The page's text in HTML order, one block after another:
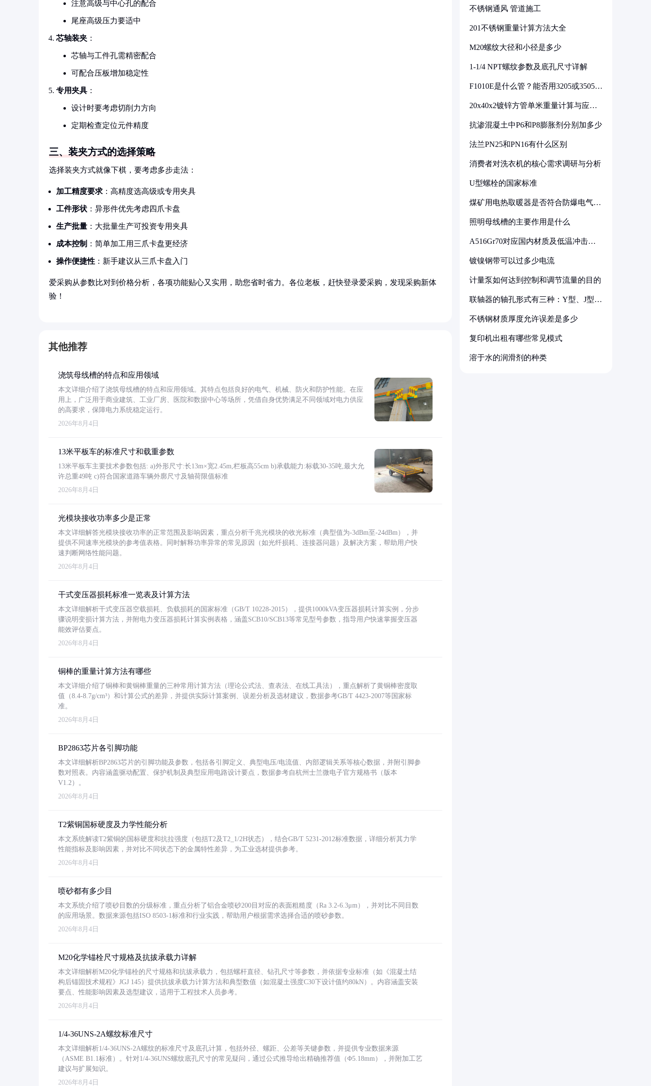
注意高级与中心孔的配合
尾座高级压力要适中
芯轴装夹 ：
芯轴与工件孔需精密配合
可配合压板增加稳定性
专用夹具 ：
设计时要考虑切削力方向
定期检查定位元件精度
三、装夹方式的选择策略
选择装夹方式就像下棋，要考虑多步走法：
加工精度要求 ：高精度选高级或专用夹具
工件形状 ：异形件优先考虑四爪卡盘
生产批量 ：大批量生产可投资专用夹具
成本控制 ：简单加工用三爪卡盘更经济
操作便捷性 ：新手建议从三爪卡盘入门
爱采购从参数比对到价格分析，各项功能贴心又实用，助您省时省力。各位老板，赶快登录爱采购，发现采购新体
验！
其他推荐
浇筑母线槽的特点和应用领域
本文详细介绍了浇筑母线槽的特点和应用领域。其特点包括良好的电气、机械、防火和防护性能。在应
用上，广泛用于商业建筑、工业厂房、医院和数据中心等场所，凭借自身优势满足不同领域对电力供应
的高要求，保障电力系统稳定运行。
2026年8月4日
13米平板车的标准尺寸和载重参数
13米平板车主要技术参数包括: a)外形尺寸:长13m×宽2.45m,栏板高55cm b)承载能力:标载30-35吨,最大允
许总重49吨 c)符合国家道路车辆外廓尺寸及轴荷限值标准
2026年8月4日
光模块接收功率多少是正常
本文详细解答光模块接收功率的正常范围及影响因素，重点分析千兆光模块的收光标准（典型值为-3dBm至-24dBm），并
提供不同速率光模块的参考值表格。同时解释功率异常的常见原因（如光纤损耗、连接器问题）及解决方案，帮助用户快
速判断网络性能问题。
2026年8月4日
干式变压器损耗标准一览表及计算方法
本文详细解析干式变压器空载损耗、负载损耗的国家标准（GB/T 10228-2015），提供1000kVA变压器损耗计算实例，分步
骤说明变损计算方法，并附电力变压器损耗计算实例表格，涵盖SCB10/SCB13等常见型号参数，指导用户快速掌握变压器
能效评估要点。
2026年8月4日
铜棒的重量计算方法有哪些
本文详细介绍了铜棒和黄铜棒重量的三种常用计算方法（理论公式法、查表法、在线工具法），重点解析了黄铜棒密度取
值（8.4-8.7g/cm³）和计算公式的差异，并提供实际计算案例、误差分析及选材建议，数据参考GB/T 4423-2007等国家标
准。
2026年8月4日
BP2863芯片各引脚功能
本文详细解析BP2863芯片的引脚功能及参数，包括各引脚定义、典型电压/电流值、内部逻辑关系等核心数据，并附引脚参
数对照表。内容涵盖驱动配置、保护机制及典型应用电路设计要点，数据参考自杭州士兰微电子官方规格书（版本
V1.2）。
2026年8月4日
T2紫铜国标硬度及力学性能分析
本文系统解读T2紫铜的国标硬度和抗拉强度（包括T2及T2_1/2H状态），结合GB/T 5231-2012标准数据，详细分析其力学
性能指标及影响因素，并对比不同状态下的金属特性差异，为工业选材提供参考。
2026年8月4日
喷砂都有多少目
本文系统介绍了喷砂目数的分级标准，重点分析了铝合金喷砂200目对应的表面粗糙度（Ra 3.2-6.3μm），并对比不同目数
的应用场景。数据来源包括ISO 8503-1标准和行业实践，帮助用户根据需求选择合适的喷砂参数。
2026年8月4日
M20化学锚栓尺寸规格及抗拔承载力详解
本文详细解析M20化学锚栓的尺寸规格和抗拔承载力，包括螺杆直径、钻孔尺寸等参数，并依据专业标准（如《混凝土结
构后锚固技术规程》JGJ 145）提供抗拔承载力计算方法和典型数值（如混凝土强度C30下设计值约80kN）。内容涵盖安装
要点、性能影响因素及选型建议，适用于工程技术人员参考。
2026年8月4日
1/4-36UNS-2A螺纹标准尺寸
本文详细解析1/4-36UNS-2A螺纹的标准尺寸及底孔计算，包括外径、螺距、公差等关键参数，并提供专业数据来源
（ASME B1.1标准）。针对1/4-36UNS螺纹底孔尺寸的常见疑问，通过公式推导给出精确推荐值（Φ5.18mm），并附加工艺
建议与扩展知识。
2026年8月4日
不锈钢通风 管道施工
201不锈钢重量计算方法大全
M20螺纹大径和小径是多少
1-1/4 NPT螺纹参数及底孔尺寸详解
F1010E是什么管？能否用3205或3505代
20x40x2镀锌方管单米重量计算与应用
抗渗混凝土中P6和P8膨胀剂分别加多少
法兰PN25和PN16有什么区别
消费者对洗衣机的核心需求调研与分析
U型螺栓的国家标准
煤矿用电热取暖器是否符合防爆电气设
照明母线槽的主要作用是什么
A516Gr70对应国内材质及低温冲击要
镀镍钢带可以过多少电流
计量泵如何达到控制和调节流量的目的
联轴器的轴孔形式有三种：Y型、J型、
不锈钢材质厚度允许误差是多少
复印机出租有哪些常见模式
溶于水的润滑剂的种类